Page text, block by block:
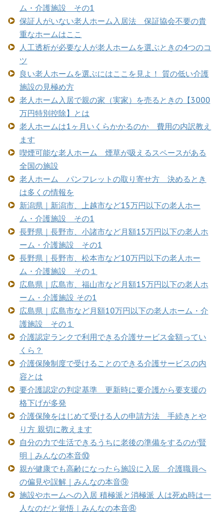
ム・介護施設 その1
保証人がいない老人ホーム入居法 保証協会不要の貴
重なホームはここ
人工透析が必要な人が老人ホームを選ぶときの4つのコ
ツ
良い老人ホームを選ぶにはここを見よ！ 質の低い介護
施設の見極め方
老人ホーム入居で親の家（実家）を売るときの【3000
万円特別控除】とは
老人ホームは1ヶ月いくらかかるのか 費用の内訳教え
ます
喫煙可能な老人ホーム 煙草が吸えるスペースがある
全国の施設
老人ホーム パンフレットの取り寄せ方 決めるとき
は多くの情報を
新潟県｜新潟市、上越市など15万円以下の老人ホー
ム・介護施設 その1
長野県｜長野市、小諸市など月額15万円以下の老人ホ
ーム・介護施設 その1
長野県｜長野市、松本市など10万円以下の老人ホー
ム・介護施設 その１
広島県｜広島市、福山市など月額15万円以下の老人ホ
ーム・介護施設 その1
広島県｜広島市など月額10万円以下の老人ホーム・介
護施設 その１
介護認定ランクで利用できる介護サービス金額ってい
くら？
介護保険制度で受けることのできる介護サービスの内
容とは
要介護認定の判定基準 更新時に要介護から要支援の
格下げが多発
介護保険をはじめて受ける人の申請方法 手続きとや
り方 親切に教えます
自分の力で生活できるうちに老後の準備をするのが賢
明｜みんなの本音⑩
親が健康でも高齢になったら施設に入居 介護職員へ
の偏見や誤解｜みんなの本音⑨
施設やホームへの入居 積極派と消極派 人は死ぬ時は一
人なのだと覚悟｜みんなの本音⑧